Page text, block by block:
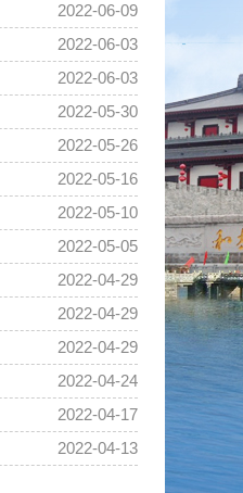
2022-06-09
2022-06-03
2022-06-03
2022-05-30
2022-05-26
2022-05-16
2022-05-10
2022-05-05
2022-04-29
2022-04-29
2022-04-29
2022-04-24
2022-04-17
2022-04-13